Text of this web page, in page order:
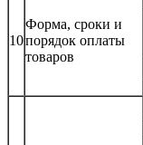
10
Форма, сроки и
порядок оплаты
товаров